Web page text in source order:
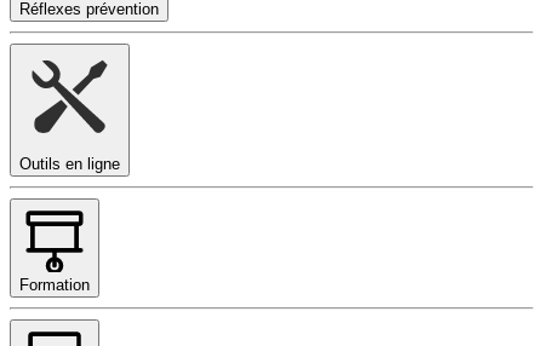
Réflexes prévention
Outils en ligne
Formation